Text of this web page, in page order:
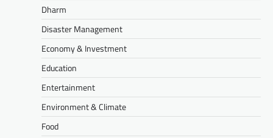
Dharm
Disaster Management
Economy & Investment
Education
Entertainment
Environment & Climate
Food